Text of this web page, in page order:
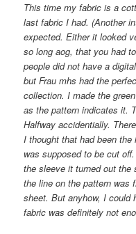
This time my fabric is a
last fabric I had. (Another
expected. Either it looked
so long aog, that you had
people did not have a
but Frau mhs had the
collection. I made the
as the pattern indicates it.
Halfway accidentially.
I thought that had been
was supposed to be cut
the sleeve it turned out the
the line on the pattern was
sheet. But anyhow, I could
fabric was definitely not